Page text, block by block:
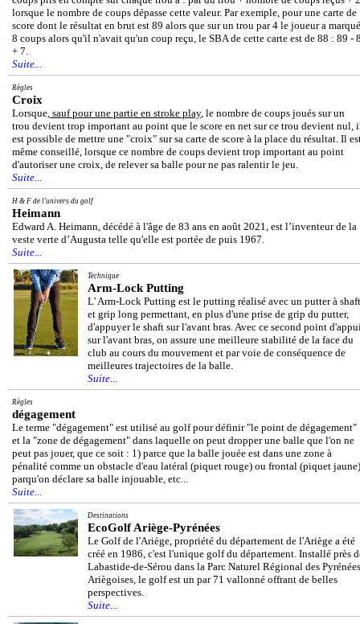
lorsque le nombre de coups dépasse cette valeur. Par exemple, pour une carte de
score dont le résultat en brut est 89 alors que sur un trou par 4 le joueur a marqué
8 coups alors qu'il n'avait qu'un coup reçu, le SBA de cette carte est de 88 : 89 -
+ 7.
Suite...
Règles
Croix
Lorsque, sauf pour une partie en stroke play, le nombre de coups joués sur un
trou devient trop important au point que le score en net sur ce trou devient nul,
est possible de mettre une "croix" sur sa carte de score à la place du résultat. Il
même conseillé, lorsque ce nombre de coups devient trop important au point
d'autoriser une croix, de relever sa balle pour ne pas ralentir le jeu.
Suite...
H & F de l'univers du golf
Heimann
Edward A. Heimann, décédé à l'âge de 83 ans en août 2021, est l’inventeur de la
veste verte d’Augusta telle qu'elle est portée de puis 1967.
Suite...
Technique
Arm-Lock Putting
L' Arm-Lock Putting est le putting réalisé avec un putter à shaft
et grip long permettant, en plus d'une prise de grip du putter,
d'appuyer le shaft sur l'avant bras. Avec ce second point
sur l'avant bras, on assure une meilleure stabilité de la face du
club au cours du mouvement et par voie de conséquence de
meilleures trajectoires de la balle.
Suite...
Règles
dégagement
Le terme "dégagement" est utilisé au golf pour définir "le point de dégagement"
et la "zone de dégagement" dans laquelle on peut dropper une balle que l'on ne
peut pas jouer, que ce soit : 1) parce que la balle jouée est dans une zone à
pénalité comme un obstacle d'eau latéral (piquet rouge) ou frontal (piquet
parqu'on déclare sa balle injouable, etc...
Suite...
Destinations
EcoGolf Ariège-Pyrénées
Le Golf de l'Ariège, propriété du département de l'Ariège a été
créé en 1986, c'est l'unique golf du département. Installé près
Labastide-de-Sérou dans la Parc Naturel Régional des Pyrénées
Ariègoises, le golf est un par 71 vallonné offrant de belles
perspectives.
Suite...